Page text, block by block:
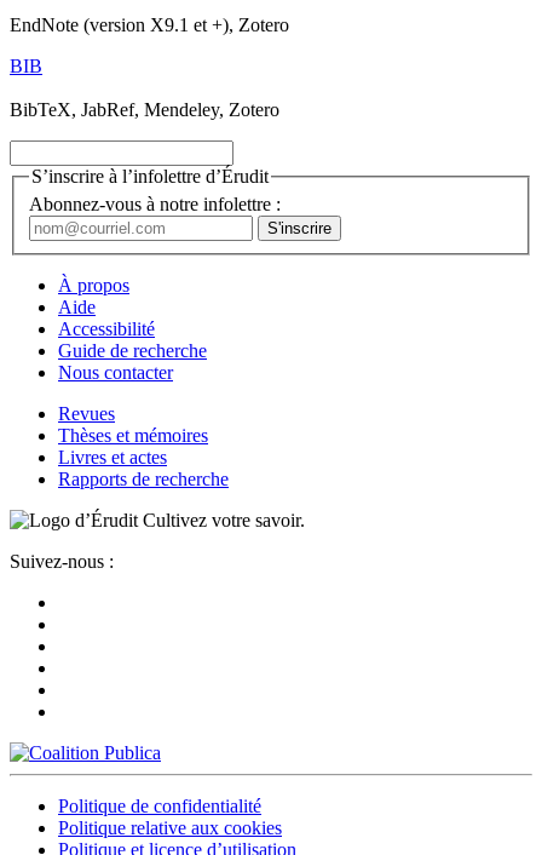
EndNote (version X9.1 et +), Zotero
BIB
BibTeX, JabRef, Mendeley, Zotero
S’inscrire à l’infolettre d’Érudit
Abonnez-vous à notre infolettre :
À propos
Aide
Accessibilité
Guide de recherche
Nous contacter
Revues
Thèses et mémoires
Livres et actes
Rapports de recherche
Cultivez votre savoir.
Suivez-nous :
Politique de confidentialité
Politique relative aux cookies
Politique et licence d’utilisation